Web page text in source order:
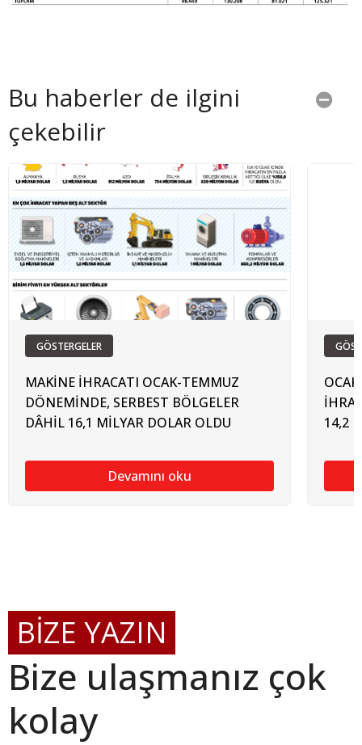
Bu haberler de ilgini
çekebilir
GÖSTERGELER
MAKİNE İHRACATI OCAK-TEMMUZ
DÖNEMİNDE, SERBEST BÖLGELER
DÂHİL 16,1 MİLYAR DOLAR OLDU
Devamını oku
14,2
BİZE YAZIN
Bize ulaşmanız çok
kolay